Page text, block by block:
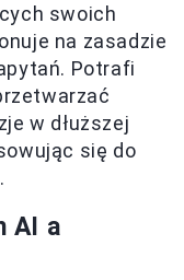
swoich
na zasadzie
Potrafi
w dłuższej
się do
.
AI a